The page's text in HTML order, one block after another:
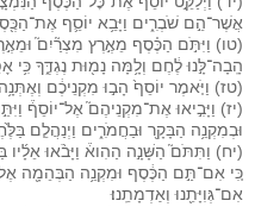
אֲשֶׁר־הֵ֣ם שֹׁבְרִ֑ים וַיָּבֵ֥א יוֹסֵ֛ף
(טו) וַיִּתֹּ֣ם הַכֶּ֗סֶף מֵאֶ֣רֶץ מִצְרַ֘יִם֮
הָֽבָה־לָּ֣נוּ לֶ֔חֶם וְלָ֥מָּה נָמ֖וּת נֶגְדֶּ֑ךָ כִּ֥י
(טז) וַיֹּ֤אמֶר יוֹסֵף֙ הָב֣וּ מִקְנֵיכֶ֔ם
(יז) וַיָּבִ֣יאוּ אֶת־מִקְנֵיהֶם֮ אֶל־יוֹסֵף֒
וּבְמִקְנֵ֥ה הַבָּקָ֖ר וּבַחֲמֹרִ֑ים וַיְנַהֲלֵ֤ם
(יח) וַתִּתֹּם֮ הַשָּׁנָ֣ה הַהִוא֒ וַיָּבֹ֨אוּ אֵלָ֜יו
כִּ֚י אִם־תַּ֣ם הַכֶּ֔סֶף וּמִקְנֵ֥ה הַבְּהֵמָ֖ה
אִם־גְּוִיָּתֵ֖נוּ וְאַדְמָתֵֽנוּ׃